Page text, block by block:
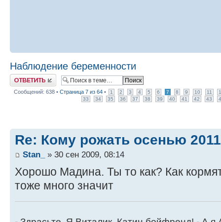
Наблюдение беременности
Ответить
Сообщений: 638 • Страница 7 из 64 • 1 2 3 4 5 6 7 8 9 10 11
33
34 35 36 37 38 39 40 41 42 43
Re: Кому рожать осенью
Stan_ » 30 сен 2009, 08:14
Хорошо Мадина. Ты то как? Как
тоже много значит